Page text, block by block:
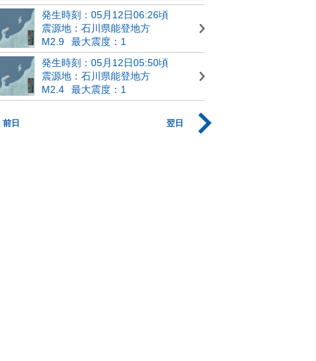
発生時刻：05月12日06:26頃
震源地：石川県能登地方
M2.9
最大震度：1
発生時刻：05月12日05:50頃
震源地：石川県能登地方
M2.4
最大震度：1
前日 翌日